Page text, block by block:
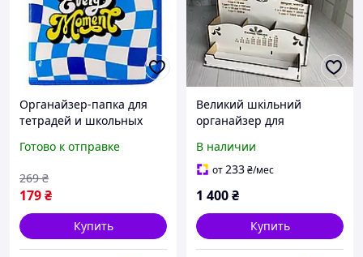
Органайзер-папка для
тетрадей и школьных
молнии синяя клетка
Готово к отправке
179₴
269 ₴
Купить
Великий шкільний
органайзер для
книжок та зошитів
В наличии
от233₴/мес
1 400₴
Купить